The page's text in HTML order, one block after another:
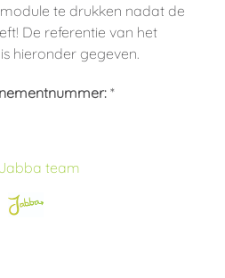
te drukken nadat de
De referentie van het
hieronder gegeven.
*
team